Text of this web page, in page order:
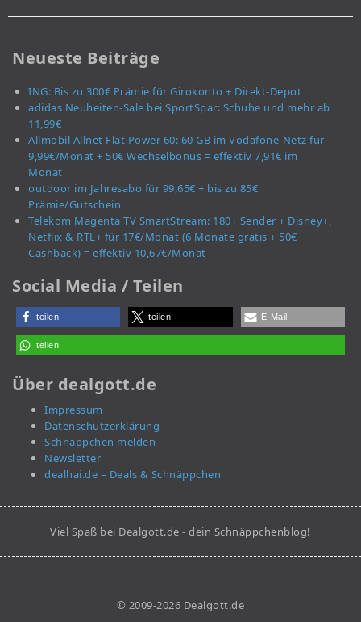
Neueste Beiträge
ING: Bis zu 300€ Prämie für Girokonto + Direkt-Depot
adidas Neuheiten-Sale bei SportSpar: Schuhe und mehr ab
11,99€
Allmobil Allnet Flat Power 60: 60 GB im Vodafone-Netz für
9,99€/Monat + 50€ Wechselbonus = effektiv 7,91€ im
Monat
outdoor im Jahresabo für 99,65€ + bis zu 85€
Prämie/Gutschein
Telekom Magenta TV SmartStream: 180+ Sender + Disney+,
Netflix & RTL+ für 17€/Monat (6 Monate gratis + 50€
Cashback) = effektiv 10,67€/Monat
Social Media / Teilen
teilen teilen E-Mail
teilen
Über dealgott.de
Impressum
Datenschutzerklärung
Schnäppchen melden
Newsletter
dealhai.de – Deals & Schnäppchen
Viel Spaß bei Dealgott.de - dein Schnäppchenblog!
© 2009-2026 Dealgott.de